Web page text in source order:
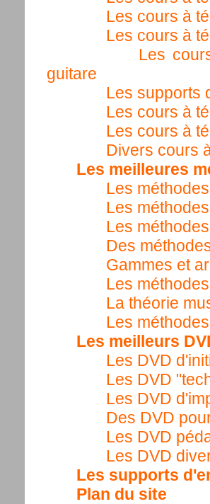
Les cours à
Les cours à
Les
guitare
Les supports
Les cours à
Les cours à
Divers cours
Les meilleures
Les
Les
Les
Des
Gammes et
Les
La théorie
Les
Les meilleurs
Les DVD
Les DVD
Les DVD
Des DVD
Les DVD
Les DVD
Les supports
Plan du site